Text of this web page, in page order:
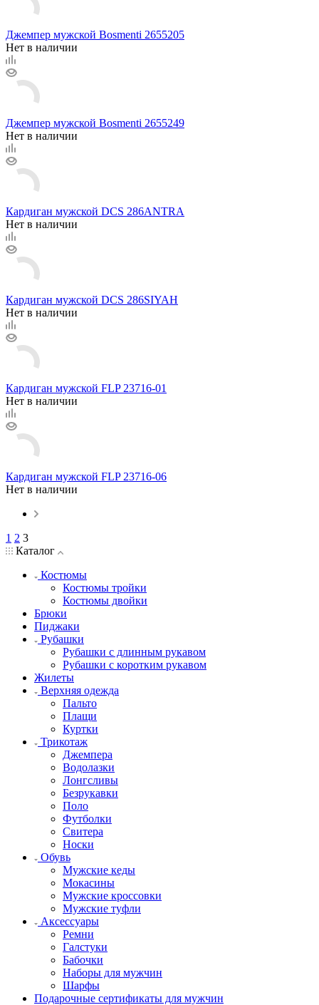
Джемпер мужской Bosmenti 2655205
Нет в наличии
Джемпер мужской Bosmenti 2655249
Нет в наличии
Кардиган мужской DCS 286ANTRA
Нет в наличии
Кардиган мужской DCS 286SIYAH
Нет в наличии
Кардиган мужской FLP 23716-01
Нет в наличии
Кардиган мужской FLP 23716-06
Нет в наличии
1 2 3
Каталог
Костюмы
Костюмы тройки
Костюмы двойки
Брюки
Пиджаки
Рубашки
Рубашки с длинным рукавом
Рубашки с коротким рукавом
Жилеты
Верхняя одежда
Пальто
Плащи
Куртки
Трикотаж
Джемпера
Водолазки
Лонгсливы
Безрукавки
Поло
Футболки
Свитера
Носки
Обувь
Мужские кеды
Мокасины
Мужские кроссовки
Мужские туфли
Аксессуары
Ремни
Галстуки
Бабочки
Наборы для мужчин
Шарфы
Подарочные сертификаты для мужчин